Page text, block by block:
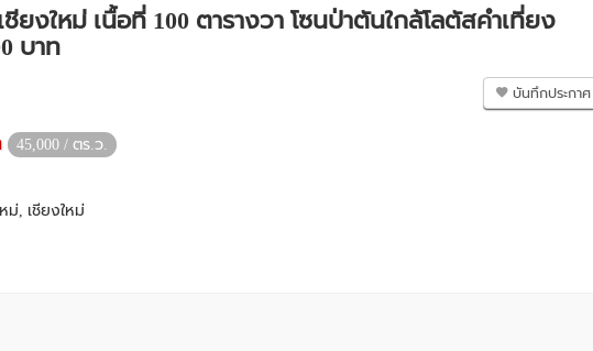
ยงใหม่ เนื้อที่ 100 ตารางวา โซนป่าตันใกล้โลตัสคำเที่ยง
บาท
บันทึกประกาศ
45,000 / ตร.ว.
ม่, เชียงใหม่